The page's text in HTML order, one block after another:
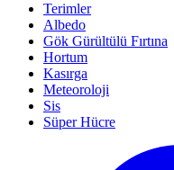
Terimler
Albedo
Gök Gürültülü Fırtına
Hortum
Kasırga
Meteoroloji
Sis
Süper Hücre